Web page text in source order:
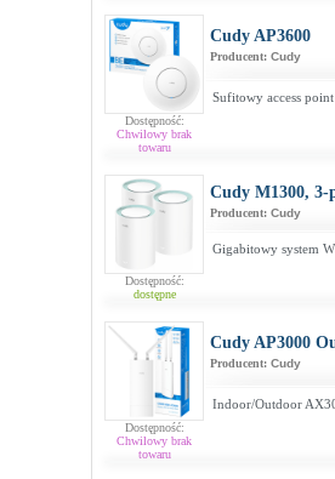
Dostępność:
Chwilowy brak
towaru
Cudy AP3600
Producent: Cudy
Sufitowy access
Dostępność:
dostępne
Cudy M1300, 3-
Producent: Cudy
Gigabitowy system
Dostępność:
Chwilowy brak
towaru
Cudy AP3000
Producent: Cudy
Indoor/Outdoor